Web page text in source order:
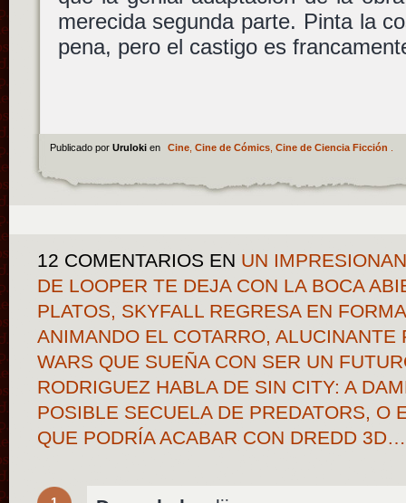
merecida segunda parte. Pinta la
pena, pero el castigo es
Publicado por Uruloki en Cine, Cine de Cómics, Cine de Ciencia Ficción
12 COMENTARIOS EN UN
DE LOOPER TE DEJA CON LA BOCA
PLATOS, SKYFALL REGRESA EN
ANIMANDO EL COTARRO, ALUCINANTE
WARS QUE SUEÑA CON SER UN
RODRIGUEZ HABLA DE SIN CITY: A
POSIBLE SECUELA DE PREDATORS, O
QUE PODRÍA ACABAR CON DREDD 3D…